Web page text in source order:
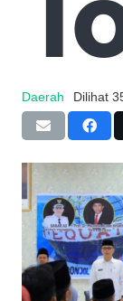
Daerah Dilihat